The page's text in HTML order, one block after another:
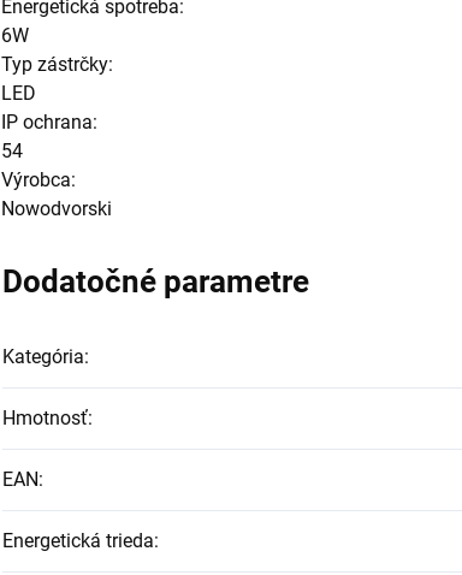
Energetická spotreba:
6W
Typ zástrčky:
LED
IP ochrana:
54
Výrobca:
Nowodvorski
Dodatočné parametre
Kategória:
Hmotnosť:
EAN:
Energetická trieda: